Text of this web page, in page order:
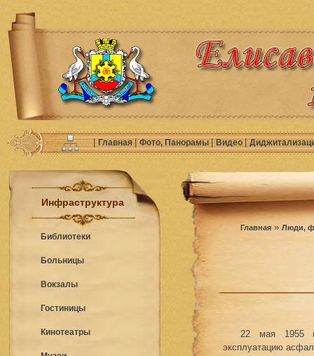
|Главная|Фото, Панорамы|Видео|
Инфраструктура
Библиотеки
Больницы
Вокзалы
Гостиницы
Кинотеатры
Главная » Люди,
22 мая 1955
эксплуатацию